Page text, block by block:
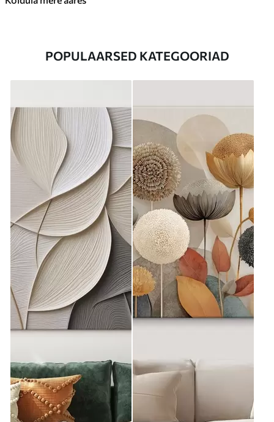
POPULAARSED KATEGOORIAD